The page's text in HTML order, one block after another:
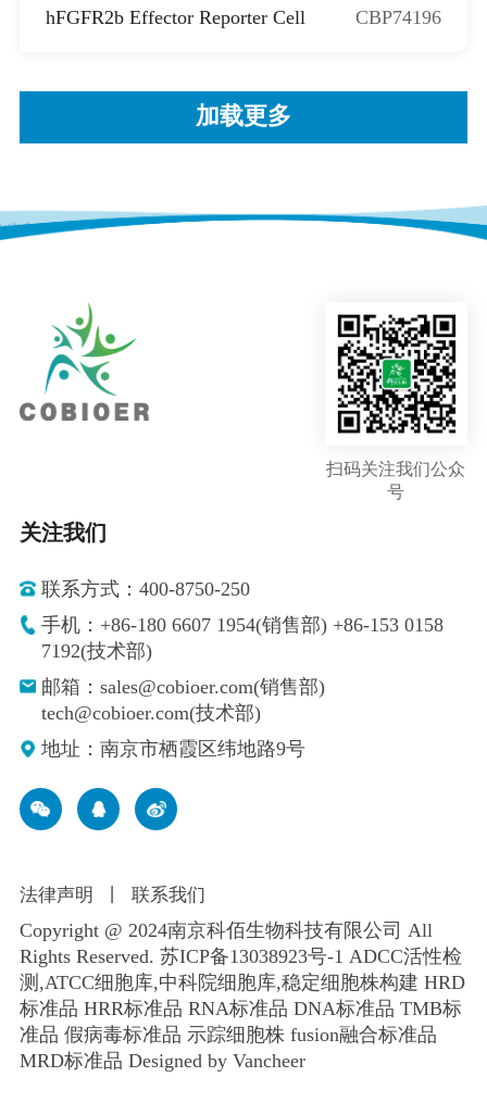
hFGFR2b Effector Reporter Cell
CBP74196
加载更多
扫码关注我们公众
号
关注我们
联系方式：400-8750-250
手机：+86-180 6607 1954(销售部) +86-153 0158
7192(技术部)
邮箱：sales@cobioer.com(销售部)
tech@cobioer.com(技术部)
地址：南京市栖霞区纬地路9号
法律声明 联系我们
Copyright @ 2024南京科佰生物科技有限公司 All
Rights Reserved. 苏ICP备13038923号-1 ADCC活性检
测,ATCC细胞库,中科院细胞库,稳定细胞株构建 HRD
标准品 HRR标准品 RNA标准品 DNA标准品 TMB标
准品 假病毒标准品 示踪细胞株 fusion融合标准品
MRD标准品 Designed by Vancheer